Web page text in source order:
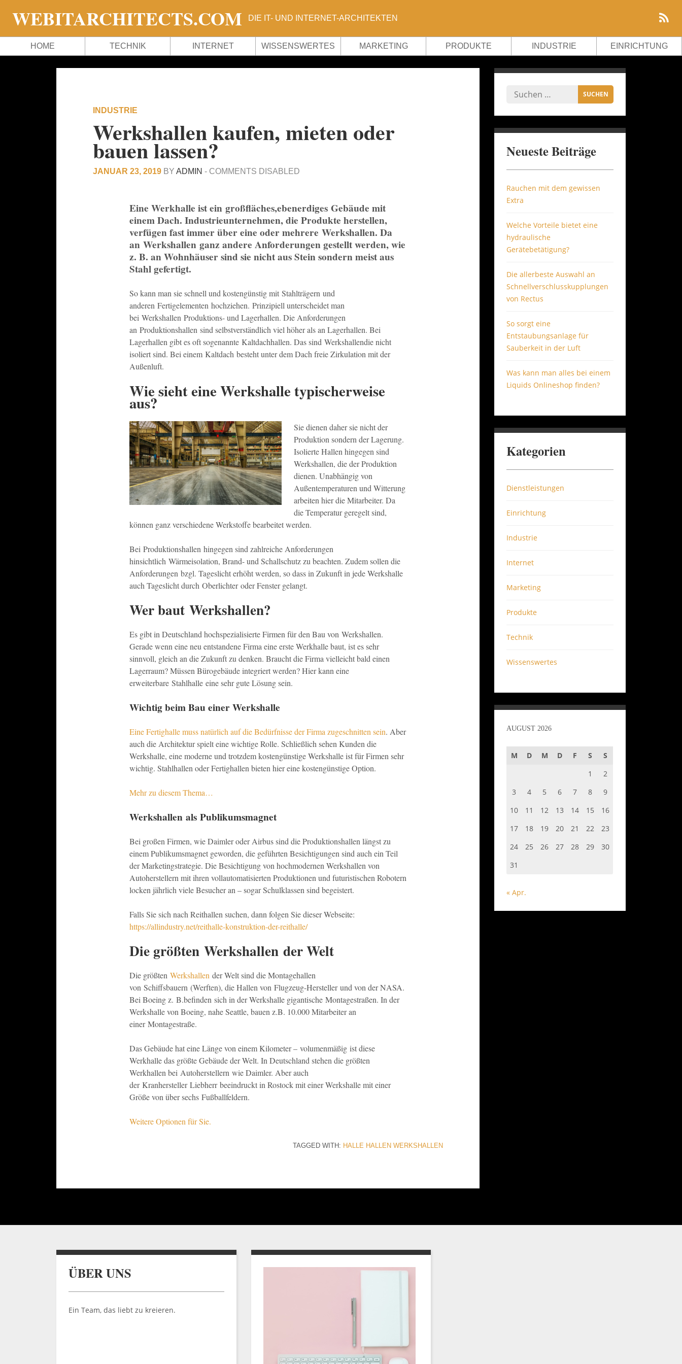
WEBITARCHITECTS.COM DIE IT- UND INTERNET-ARCHITEKTEN
HOME TECHNIK INTERNET WISSENSWERTES MARKETING PRODUKTE INDUSTRIE EINRICHTUNG
INDUSTRIE
Werkshallen kaufen, mieten oder
bauen lassen?
JANUAR 23, 2019 BY ADMIN - COMMENTS DISABLED
Eine Werkhalle ist ein großfläches,ebenerdiges Gebäude mit
einem Dach. Industrieunternehmen, die Produkte herstellen,
verfügen fast immer über eine oder mehrere Werkshallen. Da
an Werkshallen ganz andere Anforderungen gestellt werden, wie
z. B. an Wohnhäuser sind sie nicht aus Stein sondern meist aus
Stahl gefertigt.
So kann man sie schnell und kostengünstig mit Stahlträgern und
anderen Fertigelementen hochziehen. Prinzipiell unterscheidet man
bei Werkshallen Produktions- und Lagerhallen. Die Anforderungen
an Produktionshallen sind selbstverständlich viel höher als an Lagerhallen. Bei
Lagerhallen gibt es oft sogenannte Kaltdachhallen. Das sind Werkshallendie nicht
isoliert sind. Bei einem Kaltdach besteht unter dem Dach freie Zirkulation mit der
Außenluft.
Wie sieht eine Werkshalle typischerweise
aus?
Sie dienen daher sie nicht der
Produktion sondern der Lagerung.
Isolierte Hallen hingegen sind
Werkshallen, die der Produktion
dienen. Unabhängig von
Außentemperaturen und Witterung
arbeiten hier die Mitarbeiter. Da
die Temperatur geregelt sind,
können ganz verschiedene Werkstoffe bearbeitet werden.
Bei Produktionshallen hingegen sind zahlreiche Anforderungen
hinsichtlich Wärmeisolation, Brand- und Schallschutz zu beachten. Zudem sollen die
Anforderungen bzgl. Tageslicht erhöht werden, so dass in Zukunft in jede Werkshalle
auch Tageslicht durch Oberlichter oder Fenster gelangt.
Wer baut Werkshallen?
Es gibt in Deutschland hochspezialisierte Firmen für den Bau von Werkshallen.
Gerade wenn eine neu entstandene Firma eine erste Werkhalle baut, ist es sehr
sinnvoll, gleich an die Zukunft zu denken. Braucht die Firma vielleicht bald einen
Lagerraum? Müssen Bürogebäude integriert werden? Hier kann eine
erweiterbare Stahlhalle eine sehr gute Lösung sein.
Wichtig beim Bau einer Werkshalle
Eine Fertighalle muss natürlich auf die Bedürfnisse der Firma zugeschnitten sein. Aber
auch die Architektur spielt eine wichtige Rolle. Schließlich sehen Kunden die
Werkshalle, eine moderne und trotzdem kostengünstige Werkshalle ist für Firmen sehr
wichtig. Stahlhallen oder Fertighallen bieten hier eine kostengünstige Option.
Mehr zu diesem Thema…
Werkshallen als Publikumsmagnet
Bei großen Firmen, wie Daimler oder Airbus sind die Produktionshallen längst zu
einem Publikumsmagnet geworden, die geführten Besichtigungen sind auch ein Teil
der Marketingstrategie. Die Besichtigung von hochmodernen Werkshallen von
Autoherstellern mit ihren vollautomatisierten Produktionen und futuristischen Robotern
locken jährlich viele Besucher an – sogar Schulklassen sind begeistert.
Falls Sie sich nach Reithallen suchen, dann folgen Sie dieser Webseite:
https://allindustry.net/reithalle-konstruktion-der-reithalle/
Die größten Werkshallen der Welt
Die größten Werkshallen der Welt sind die Montagehallen
von Schiffsbauern (Werften), die Hallen von Flugzeug-Hersteller und von der NASA.
Bei Boeing z. B.befinden sich in der Werkshalle gigantische Montagestraßen. In der
Werkshalle von Boeing, nahe Seattle, bauen z.B. 10.000 Mitarbeiter an
einer Montagestraße.
Das Gebäude hat eine Länge von einem Kilometer – volumenmäßig ist diese
Werkhalle das größte Gebäude der Welt. In Deutschland stehen die größten
Werkhallen bei Autoherstellern wie Daimler. Aber auch
der Kranhersteller Liebherr beeindruckt in Rostock mit einer Werkshalle mit einer
Größe von über sechs Fußballfeldern.
Weitere Optionen für Sie.
TAGGED WITH: HALLE HALLEN WERKSHALLEN
Neueste Beiträge
Rauchen mit dem gewissen
Extra
Welche Vorteile bietet eine
hydraulische
Gerätebetätigung?
Die allerbeste Auswahl an
Schnellverschlusskupplungen
von Rectus
So sorgt eine
Entstaubungsanlage für
Sauberkeit in der Luft
Was kann man alles bei einem
Liquids Onlineshop finden?
Kategorien
Dienstleistungen
Einrichtung
Industrie
Internet
Marketing
Produkte
Technik
Wissenswertes
AUGUST 2026
M D M D F S
S
1
2
3
4 5 6 7 8
9
10
11 12 13 14 15
16
17
18 19 20 21 22
23
24
25 26 27 28 29
30
31
« Apr.
ÜBER UNS
Ein Team, das liebt zu kreieren.